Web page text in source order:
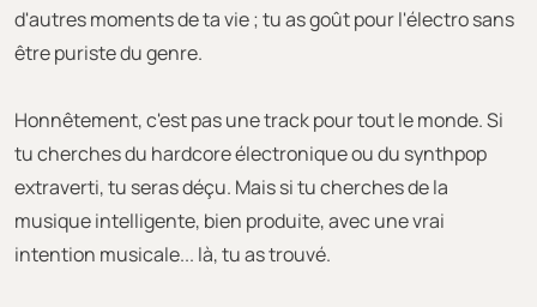
d'autres moments de ta vie ; tu as goût pour l'électro sans
être puriste du genre.
Honnêtement, c'est pas une track pour tout le monde. Si
tu cherches du hardcore électronique ou du synthpop
extraverti, tu seras déçu. Mais si tu cherches de la
musique intelligente, bien produite, avec une vrai
intention musicale... là, tu as trouvé.